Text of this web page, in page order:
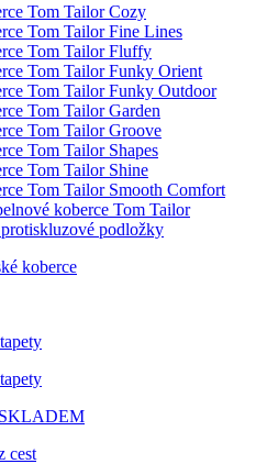
Tom Tailor Cozy
Tom Tailor Fine Lines
Tom Tailor Fluffy
Tom Tailor Funky Orient
Tom Tailor Funky Outdoor
Tom Tailor Garden
Tom Tailor Groove
Tom Tailor Shapes
Tom Tailor Shine
Tom Tailor Smooth Comfort
koberce Tom Tailor
podložky
koberce
cest